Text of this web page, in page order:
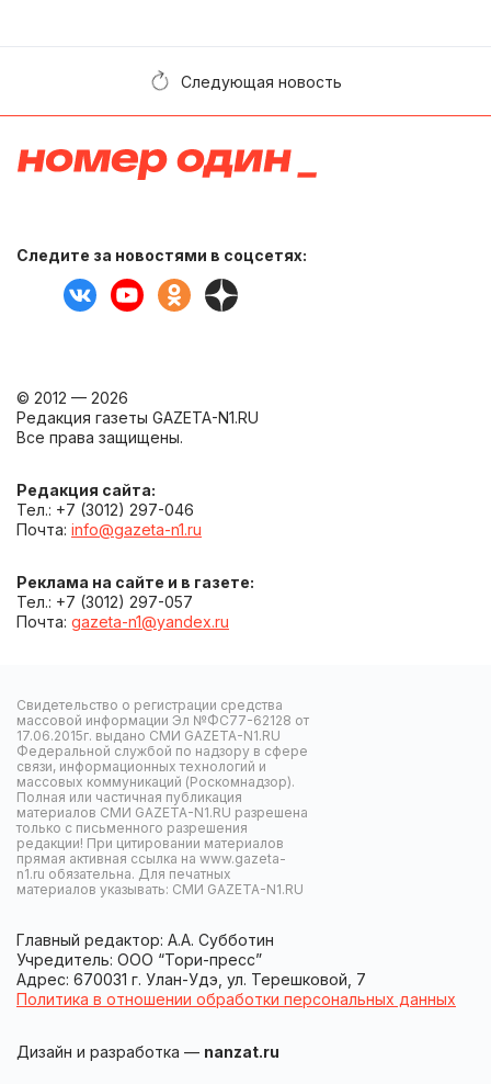
Следующая новость
Следите за новостями в соцсетях:
© 2012 — 2026
Редакция газеты GAZETA-N1.RU
Все права защищены.
Редакция сайта:
Тел.: +7 (3012) 297-046
Почта: info@gazeta-n1.ru
Реклама на сайте и в газете:
Тел.: +7 (3012) 297-057
Почта: gazeta-n1@yandex.ru
Свидетельство о регистрации средства
массовой информации Эл №ФС77-62128 от
17.06.2015г. выдано СМИ GAZETA-N1.RU
Федеральной службой по надзору в сфере
связи, информационных технологий и
массовых коммуникаций (Роскомнадзор).
Полная или частичная публикация
материалов СМИ GAZETA-N1.RU разрешена
только с письменного разрешения
редакции! При цитировании материалов
прямая активная ссылка на www.gazeta-
n1.ru обязательна. Для печатных
материалов указывать: СМИ GAZETA-N1.RU
Главный редактор: А.А. Субботин
Учредитель: ООО “Тори-пресс”
Адрес: 670031 г. Улан-Удэ, ул. Терешковой, 7
Политика в отношении обработки персональных данных
Дизайн и разработка — nanzat.ru